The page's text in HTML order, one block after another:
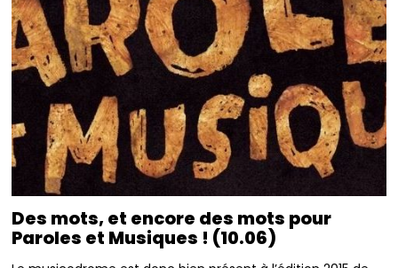
Des mots, et encore des mots pour
Paroles et Musiques ! (10.06)